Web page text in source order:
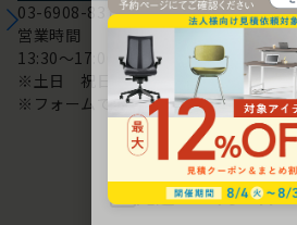
03-6908-8370
営業時間
13:30～17:00
※土日 祝日は休み
※フォームでのお問い合わせは24時間
配送・お問い合